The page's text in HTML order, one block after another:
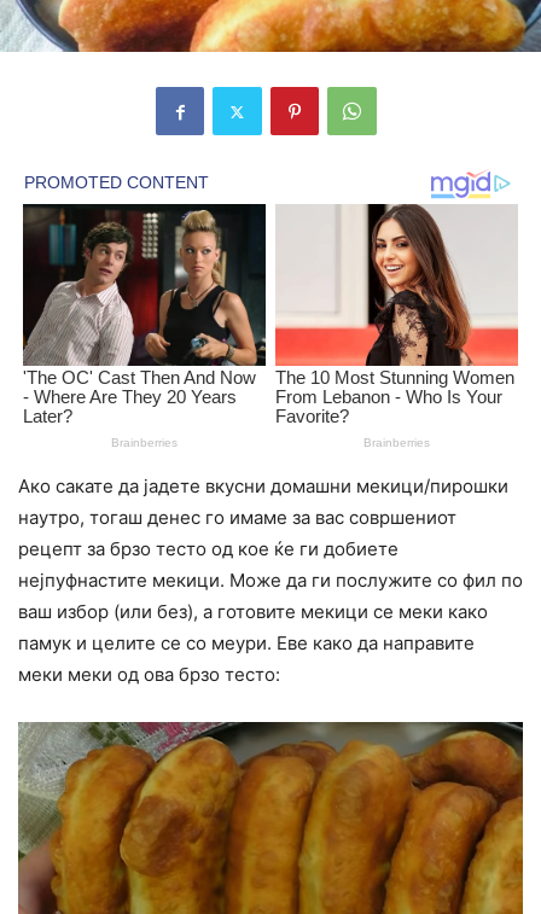
Ако сакате да јадете вкусни домашни мекици/пирошки
наутро, тогаш денес го имаме за вас совршениот
рецепт за брзо тесто од кое ќе ги добиете
нејпуфнастите мекици. Може да ги послужите со фил по
ваш избор (или без), а готовите мекици се меки како
памук и целите се со меури. Еве како да направите
меки меки од ова брзо тесто: